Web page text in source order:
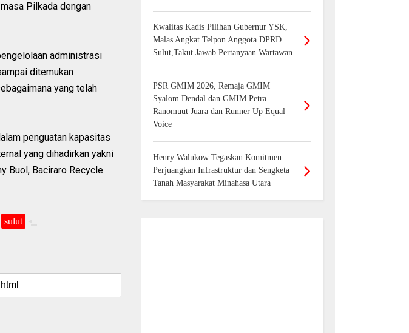
Pilkada dengan
administrasi
ditemukan
yang telah
penguatan kapasitas
yang dihadirkan yakni
Buol, Baciraro Recycle
sulut
Kwalitas Kadis Pilihan Gubernur YSK,
Malas Angkat Telpon Anggota DPRD
Sulut,Takut Jawab Pertanyaan Wartawan
PSR GMIM 2026, Remaja GMIM
Syalom Dendal dan GMIM Petra
Ranomuut Juara dan Runner Up Equal
Voice
Henry Walukow Tegaskan Komitmen
Perjuangkan Infrastruktur dan Sengketa
Tanah Masyarakat Minahasa Utara